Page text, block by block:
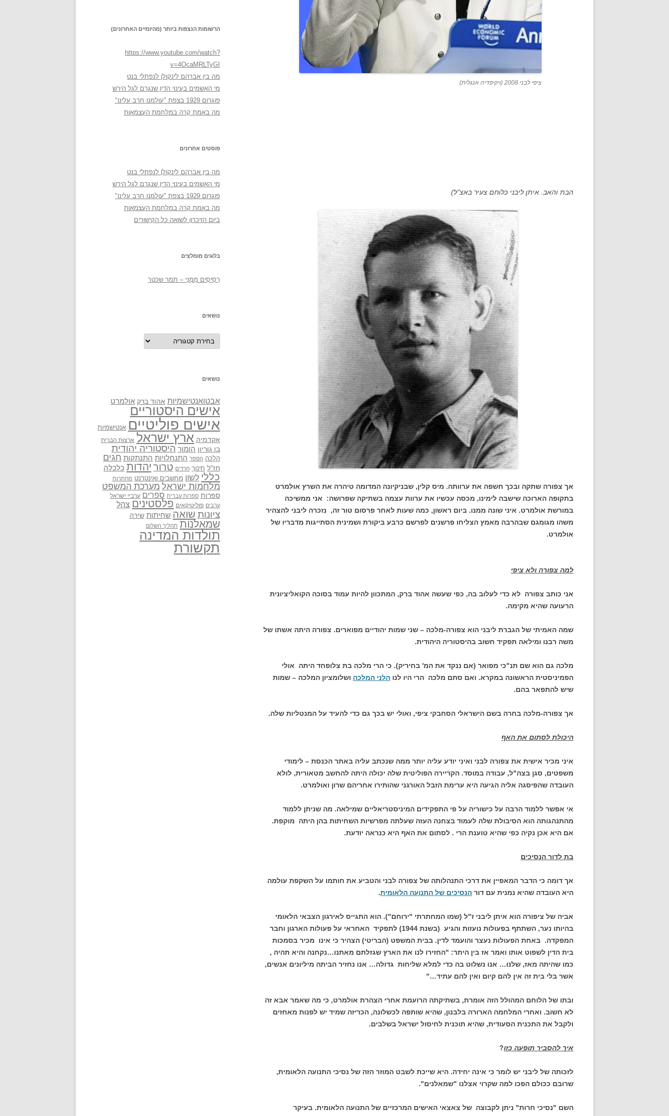
ציפי לבני 2008 (ויקיפדיה אנגלית)
הבת והאב. איתן ליבני כלוחם צעיר באצ"ל)
אך צפורה שתקה ובכך חשפה את ערוותה. מיס קלין, שבניקיונה המדומה טיהרה את השרץ אולמרט
בתקופה הארוכה שישבה לימינו, מכסה עכשיו את ערוות עצמה בשתיקה שפרושה: אני ממשיכה
במורשת אולמרט. איני שונה ממנו. ביום ראשון, כמה שעות לאחר פרסום טור זה, נזכרה ליבני להצהיר
משהו מגומגם שבהרבה מאמץ הצליחו פרשנים לפרשם כרבע ביקורת ושמינית הסתייגות מדבריו של
אולמרט.
למה צפורה ולא ציפי
אני כותב צפורה לא כדי לעלוב בה, כפי שעשה אהוד ברק, המתכוון להיות עמוד בסוכה הקואליציונית
הרעועה שהיא מקימה.
שמה האמיתי של הגברת ליבני הוא צפורה-מלכה – שני שמות יהודיים מפוארים. צפורה היתה אשתו של
משה רבנו ומילאה תפקיד חשוב בהיסטוריה היהודית.
מלכה גם הוא שם תנ"כי מפואר (אם ננקד את המ' בחיריק). כי הרי מלכה בת צלופחד היתה אולי
הפמיניסטית הראשונה במקרא. ואם סתם מלכה הרי היו לנו הלני המלכה ושלומציון המלכה – שמות
שיש להתפאר בהם.
אך צפורה-מלכה בחרה בשם הישראלי הסחבקי ציפי, ואולי יש בכך גם כדי להעיד על המנטליות שלה.
היכולת לסתום את האף
איני מכיר אישית את צפורה לבני ואיני יודע עליה יותר ממה שנכתב עליה באתר הכנסת – לימודי
משפטים, סגן בצה"ל, עבודה במוסד. הקריירה הפוליטית שלה יכולה היתה להחשב מטאורית, לולא
העובדה שהפיסגה אליה הגיעה היא ערימת הזבל האורגני שהותירו אחריהם שרון ואולמרט.
אי אפשר ללמוד הרבה על כישוריה על פי התפקידים המיניסטריאליים שמילאה. מה שניתן ללמוד
מהתנהגותה הוא הסיבולת שלה לעמוד בצחנה העזה שעלתה מפרשיות השחיתות בהן היתה מוקפת.
אם היא אכן נקיה כפי שהיא טוענת הרי . לסתום את האף היא כנראה יודעת.
בת לדור הנסיכים
אך דומה כי הדבר המאפיין את דרכי התנהלותה של צפורה לבני והטביע את חותמו על השקפת עולמה
היא העובדה שהיא נמנית עם דור הנסיכים של התנועה הלאומית.
אביה של ציפורה הוא איתן ליבני ז"ל (שמו המחתרתי "ירוחם"). הוא התגייס לאירגון הצבאי הלאומי
בהיותו נער, השתתף בפעולות נועזות והגיע (בשנת 1944) לתפקיד האחראי על פעולות הארגון וחבר
המפקדה. באחת הפעולות נעצר והועמד לדין. בבית המשפט (הבריטי) הצהיר כי אינו מכיר בסמכות
בית הדין לשפוט אותו ואמר אז בין היתר: "החזירו לנו את הארץ שגזלתם מאתנו…נקחנה והיא תהיה ,
כמו שהיתה מאז, שלנו… אנו נשלוט בה כדי למלא שליחות גדולה… אנו נחזיר הביתה מיליונים אנשים,
אשר בלי בית זה אין להם קיום ואין להם עתיד…"
ובתו של הלוחם המהולל הזה אומרת, בשתיקתה הרועמת אחרי הצהרת אולמרט, כי מה שאמר אבא זה
לא חשוב. ואחרי המלחמה הארורה בלבנון, שהיא שותפה לכשלונה, הכריזה שמיד יש לפנות מאחזים
ולקבל את התכנית הסעודית, שהיא תוכנית לחיסול ישראל בשלבים.
איך להסביר תופעה כזו?
לזכותה של ליבני יש לומר כי אינה יחידה. היא שייכת לשבט המוזר הזה של נסיכי התנועה הלאומית,
שרובם ככולם הפכו למה שקרוי אצלנו "שמאלנים".
השם "נסיכי חרות" ניתן לקבוצה של צאצאי האישים המרכזיים של התנועה הלאומית. בעיקר
הרשומות הנצפות ביותר (מהיומיים האחרונים)
https://www.youtube.com/watch?
v=4OcaMRLTyGI
מה בין אברהם לינקולן לנפתלי בנט
מי האשמים בעינוי הדין שנגרם לגל הירש
פוגרום 1929 בצפת "עולמנו חרב עלינו"
מה באמת קרה במלחמת העצמאות
פוסטים אחרונים
מה בין אברהם לינקולן לנפתלי בנט
מי האשמים בעינוי הדין שנגרם לגל הירש
פוגרום 1929 בצפת "עולמנו חרב עלינו"
מה באמת קרה במלחמת העצמאות
ביום הזיכרון לשואה כל הקישורים
בלוגים מומלצים
רְסִיסִים מִמֶנִי – תמר שכטר
נושאים
נושאים
נושאים
אבטואנטישמיות אהוד ברק אולמרט
אישים היסטוריים
אישים פוליטיים אנטישמיות
אקדמיה ארץ ישראל ארצות הברית
בן גוריון הומור היסטוריה יהודית
הלכה הספר התנחלויות התנתקות חגים
חז"ל חינוך חרדים טרור יהדות כלכלה
כללי לשון מחשבים ואינטרנט מחתרות
מלחמות ישראל מערכת המשפט
ספרות ספרות עברית ספרים ערביי ישראל
ערבים פוליטיקאים פלסטינים צהל
ציונות שואה שחיתות שירה
שמאלנות תהליך השלום
תולדות המדינה
תקשורת